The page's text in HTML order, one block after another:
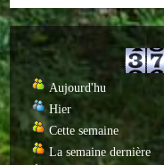
Autres
ENTREPRISES
L'agriculture
Capitale du chrysanthème
Aujourd'hu
Hier
Cette semaine
La semaine dernière